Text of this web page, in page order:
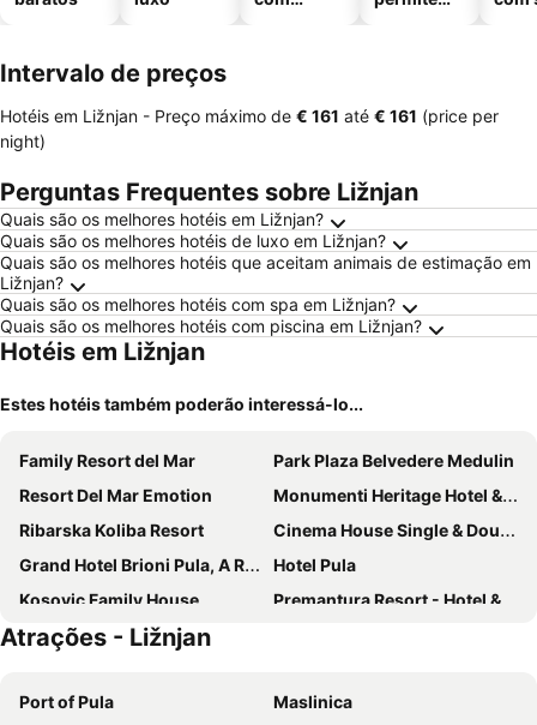
Intervalo de preços
Hotéis em Ližnjan - Preço máximo de ‎€ 161 até ‎€ 161 (price per
night)
Perguntas Frequentes sobre Ližnjan
Quais são os melhores hotéis em Ližnjan?
Quais são os melhores hotéis de luxo em Ližnjan?
Quais são os melhores hotéis que aceitam animais de estimação em
Ližnjan?
Quais são os melhores hotéis com spa em Ližnjan?
Quais são os melhores hotéis com piscina em Ližnjan?
Hotéis em Ližnjan
Estes hotéis também poderão interessá-lo...
Family Resort del Mar
Park Plaza Belvedere Medulin
Resort Del Mar Emotion
Monumenti Heritage Hotel & Resort
Ribarska Koliba Resort
Cinema House Single & Double Rooms & Studio Apartments
Grand Hotel Brioni Pula, A Radisson Collection Hotel
Hotel Pula
Kosovic Family House
Premantura Resort - Hotel & Restaurant
Arena One 99 Glamping
Boutique Suites Joyce
Hotel Minerva
Atrações - Ližnjan
Port of Pula
Maslinica